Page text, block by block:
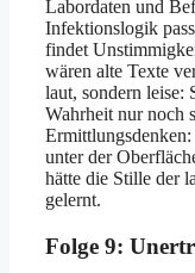
Labordaten und
Infektionslogik
findet
wären alte Texte
laut, sondern leise:
Wahrheit nur noch
unter der
hätte die Stille der
gelernt.
Folge 9: